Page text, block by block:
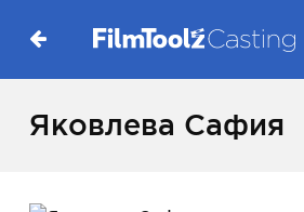
Яковлева Сафия